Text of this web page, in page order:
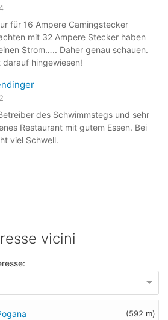
für 16 Ampere Camingstecker
mit 32 Ampere Stecker haben
Strom….. Daher genau schauen.
darauf hingewiesen!
des Schwimmstegs und sehr
Restaurant mit gutem Essen. Bei
viel Schwell.
vicini
(592 m)